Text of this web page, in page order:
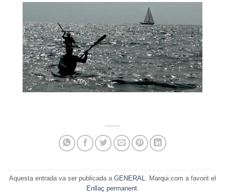
Aquesta entrada va ser publicada a GENERAL. Marqui com a favorit el
Enllaç permanent.